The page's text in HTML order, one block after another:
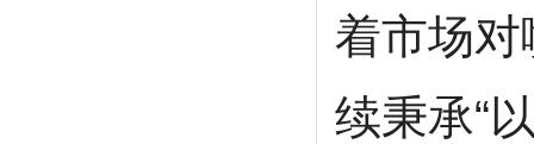
着市场
续秉承“